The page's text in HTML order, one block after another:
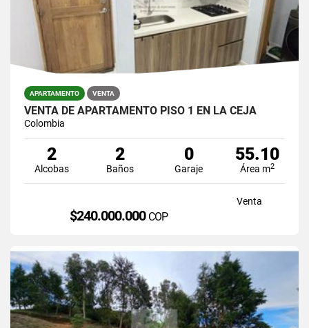
APARTAMENTO VENTA
VENTA DE APARTAMENTO PISO 1 EN LA CEJA
Colombia
2
Alcobas
2
Baños
0
Garaje
55.10
Área m2
Venta
$240.000.000 COP